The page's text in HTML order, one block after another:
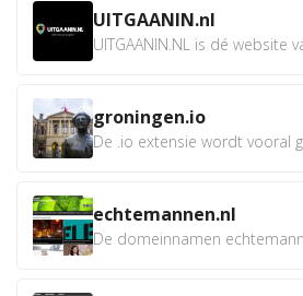
UITGAANIN.nl
groningen.io
echtemannen.nl